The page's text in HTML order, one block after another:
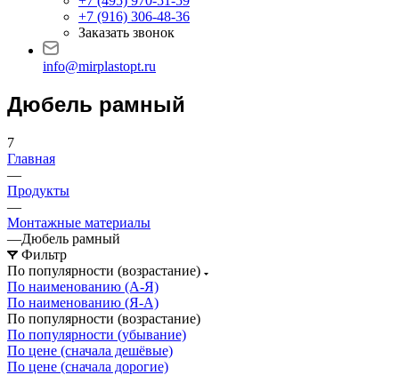
+7 (916) 306-48-36
Заказать звонок
info@mirplastopt.ru
Дюбель рамный
7
Главная
—
Продукты
—
Монтажные материалы
—Дюбель рамный
Фильтр
По популярности (возрастание)
По наименованию (А-Я)
По наименованию (Я-А)
По популярности (возрастание)
По популярности (убывание)
По цене (сначала дешёвые)
По цене (сначала дорогие)